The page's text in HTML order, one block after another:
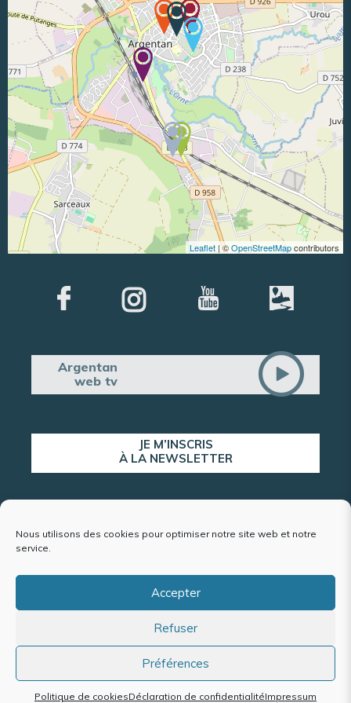
Nous utilisons des cookies pour optimiser notre site web et notre
service.
Accepter
Refuser
Préférences
Politique de cookiesDéclaration de confidentialitéImpressum
Leaflet | ©OpenStreetMapcontributors
Argentan
web tv
JE M’INSCRIS
À LA NEWSLETTER
ALERTE POPULATION
Mentions légales et politique de confidentialité
Accessibilité : conformité partielle
Politique de cookies (UE)